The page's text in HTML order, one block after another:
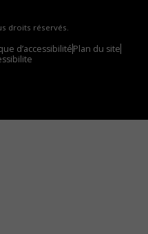
droits réservés.
d’accessibilitéPlan du site